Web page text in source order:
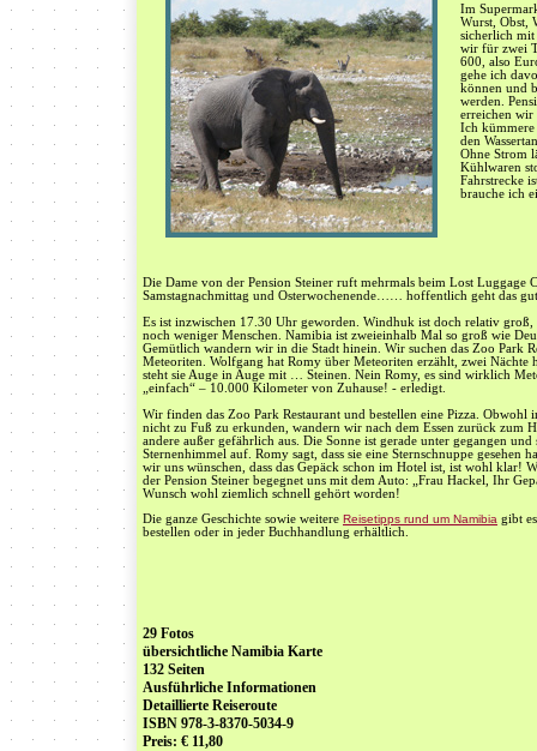
Im
Wurst, Obst,
sicherlich mit
wir für zwei
600, also
gehe ich
können und
werden.
erreichen wir
Ich
den
Ohne Strom
Kühlwaren
Fahrstrecke
brauche ich
Die Dame von der Pension Steiner ruft mehrmals beim Lost Luggage
Samstagnachmittag und Osterwochenende…… hoffentlich geht das
Es ist inzwischen 17.30 Uhr geworden. Windhuk ist doch relativ
noch weniger Menschen. Namibia ist zweieinhalb Mal so groß wie
Gemütlich wandern wir in die Stadt hinein. Wir suchen das Zoo Park
Meteoriten. Wolfgang hat Romy über Meteoriten erzählt, zwei Nächte
steht sie Auge in Auge mit … Steinen. Nein Romy, es sind wirklich
„einfach“ – 10.000 Kilometer von Zuhause! - erledigt.
Wir finden das Zoo Park Restaurant und bestellen eine Pizza.
nicht zu Fuß zu erkunden, wandern wir nach dem Essen zurück zum
andere außer gefährlich aus. Die Sonne ist gerade unter gegangen
Sternenhimmel auf. Romy sagt, dass sie eine Sternschnuppe gesehen
wir uns wünschen, dass das Gepäck schon im Hotel ist, ist wohl klar!
der Pension Steiner begegnet uns mit dem Auto: „Frau Hackel, Ihr
Wunsch wohl ziemlich schnell gehört worden!
Die ganze Geschichte sowie weitere Reisetipps rund um Namibia gibt
bestellen oder in jeder Buchhandlung erhältlich.
29 Fotos
übersichtliche Namibia Karte
132 Seiten
Ausführliche Informationen
Detaillierte Reiseroute
ISBN 978-3-8370-5034-9
Preis: € 11,80